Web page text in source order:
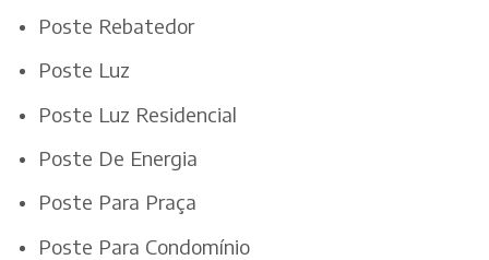
Poste Rebatedor
Poste Luz
Poste Luz Residencial
Poste De Energia
Poste Para Praça
Poste Para Condomínio